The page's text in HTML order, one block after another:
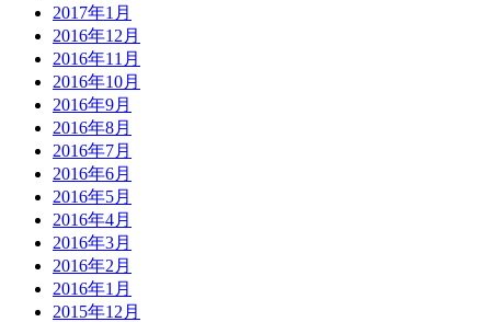
2017年1月
2016年12月
2016年11月
2016年10月
2016年9月
2016年8月
2016年7月
2016年6月
2016年5月
2016年4月
2016年3月
2016年2月
2016年1月
2015年12月